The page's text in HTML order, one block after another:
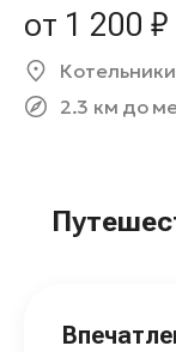
от 1 200 ₽
Котельники
2.3 км до